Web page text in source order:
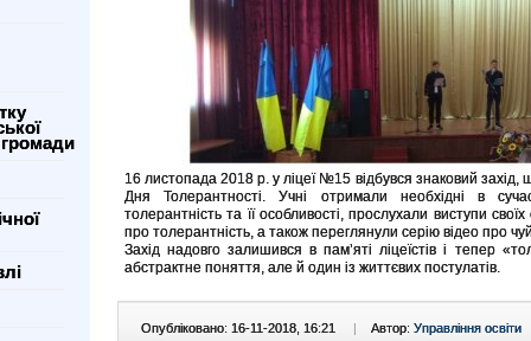
16 листопада 2018 р. у ліцеї №15 відбувся знаковий захід,
Дня Толерантності. Учні отримали необхідні в
толерантність та її особливості, прослухали виступи
про толерантність, а також переглянули серію відео про
Захід надовго залишився в пам’яті ліцеїстів і тепер
абстрактне поняття, але й один із життєвих постулатів.
Опубліковано: 16-11-2018, 16:21 | Автор: Управління освіти